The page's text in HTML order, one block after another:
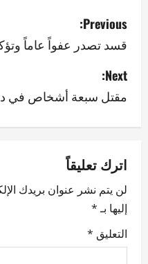
P
o
s
t
n
a
v
i
g
Previous:
قسد تصدر عفواً عاماً
Next:
مقتل سبعة أشخاص في
اترك تعليقاً
لن يتم نشر عنوان بريدك
إليها بـ*
التعليق *